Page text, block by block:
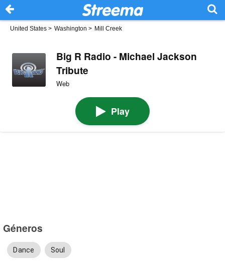
United States > Washington > Mill Creek
Big R Radio - Michael Jackson
Tribute
Web
Play
Géneros
Dance Soul